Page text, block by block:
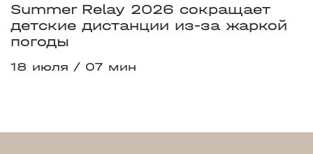
Summer Relay 2026 сокращает
детские дистанции из-за жаркой
погоды
18 июля 07 мин